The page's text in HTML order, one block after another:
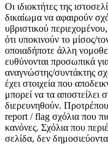
Οι ιδιοκτήτες της
δικαίωμα να αφαιρούν
υβριστικού
ότι υποκινούν το μίσος/
οποιαδήποτε άλλη
ευθύνονται προσωπικά
αναγνώστης/συντάκτης
έχει στοιχεία που
μπορεί να τα αποστείλει
διερευνηθούν.
report / flag σχόλια που
κανόνες. Σχόλια που
σελίδα, δεν